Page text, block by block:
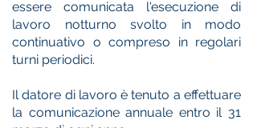
essere comunicata l'esecuzione di
lavoro notturno svolto in modo
continuativo o compreso in regolari
turni periodici.
Il datore di lavoro è tenuto a effettuare
la comunicazione annuale entro il 31